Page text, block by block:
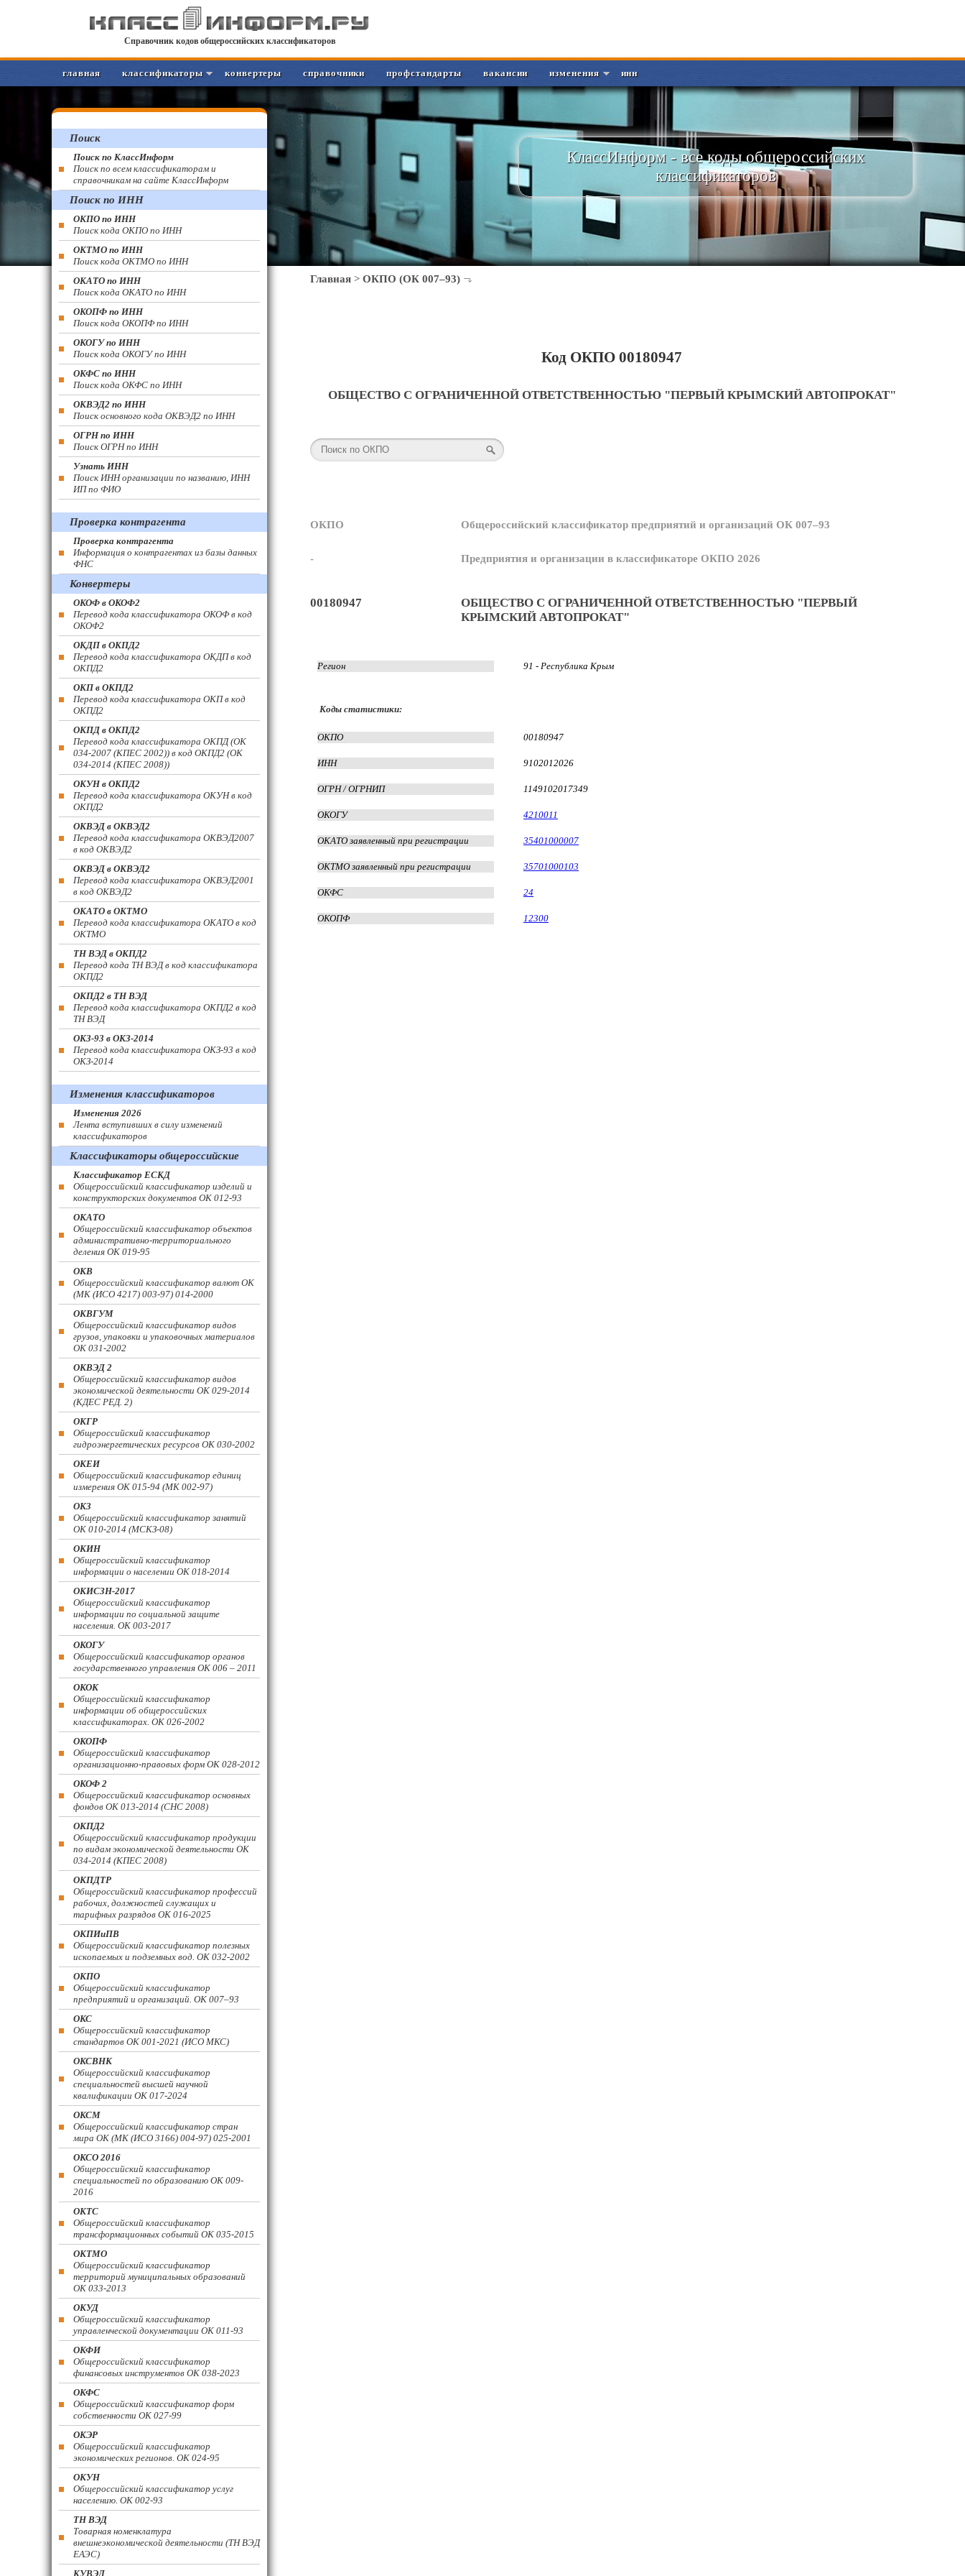
Справочник кодов общероссийских классификаторов
главная классификаторы конвертеры справочники профстандарты вакансии изменения инн
КлассИнформ - все коды общероссийских
классификаторов
Главная > ОКПО (ОК 007–93)
Код ОКПО 00180947
ОБЩЕСТВО С ОГРАНИЧЕННОЙ ОТВЕТСТВЕННОСТЬЮ "ПЕРВЫЙ КРЫМСКИЙ АВТОПРОКАТ"
ОКПО Общероссийский классификатор предприятий и организаций ОК 007–93
- Предприятия и организации в классификаторе ОКПО 2026
00180947
ОБЩЕСТВО С ОГРАНИЧЕННОЙ ОТВЕТСТВЕННОСТЬЮ "ПЕРВЫЙ
КРЫМСКИЙ АВТОПРОКАТ"
Регион 91 - Республика Крым
Коды статистики:
ОКПО 00180947
ИНН 9102012026
ОГРН / ОГРНИП 1149102017349
ОКОГУ 4210011
ОКАТО заявленный при регистрации 35401000007
ОКТМО заявленный при регистрации 35701000103
ОКФС 24
ОКОПФ 12300
Поиск
Поиск по КлассИнформ
Поиск по всем классификаторам и
справочникам на сайте КлассИнформ
Поиск по ИНН
ОКПО по ИНН
Поиск кода ОКПО по ИНН
ОКТМО по ИНН
Поиск кода ОКТМО по ИНН
ОКАТО по ИНН
Поиск кода ОКАТО по ИНН
ОКОПФ по ИНН
Поиск кода ОКОПФ по ИНН
ОКОГУ по ИНН
Поиск кода ОКОГУ по ИНН
ОКФС по ИНН
Поиск кода ОКФС по ИНН
ОКВЭД2 по ИНН
Поиск основного кода ОКВЭД2 по ИНН
ОГРН по ИНН
Поиск ОГРН по ИНН
Узнать ИНН
Поиск ИНН организации по названию, ИНН
ИП по ФИО
Проверка контрагента
Проверка контрагента
Информация о контрагентах из базы данных
ФНС
Конвертеры
ОКОФ в ОКОФ2
Перевод кода классификатора ОКОФ в код
ОКОФ2
ОКДП в ОКПД2
Перевод кода классификатора ОКДП в код
ОКПД2
ОКП в ОКПД2
Перевод кода классификатора ОКП в код
ОКПД2
ОКПД в ОКПД2
Перевод кода классификатора ОКПД (ОК
034-2007 (КПЕС 2002)) в код ОКПД2 (ОК
034-2014 (КПЕС 2008))
ОКУН в ОКПД2
Перевод кода классификатора ОКУН в код
ОКПД2
ОКВЭД в ОКВЭД2
Перевод кода классификатора ОКВЭД2007
в код ОКВЭД2
ОКВЭД в ОКВЭД2
Перевод кода классификатора ОКВЭД2001
в код ОКВЭД2
ОКАТО в ОКТМО
Перевод кода классификатора ОКАТО в код
ОКТМО
ТН ВЭД в ОКПД2
Перевод кода ТН ВЭД в код классификатора
ОКПД2
ОКПД2 в ТН ВЭД
Перевод кода классификатора ОКПД2 в код
ТН ВЭД
ОКЗ-93 в ОКЗ-2014
Перевод кода классификатора ОКЗ-93 в код
ОКЗ-2014
Изменения классификаторов
Изменения 2026
Лента вступивших в силу изменений
классификаторов
Классификаторы общероссийские
Классификатор ЕСКД
Общероссийский классификатор изделий и
конструкторских документов ОК 012-93
ОКАТО
Общероссийский классификатор объектов
административно-территориального
деления ОК 019-95
ОКВ
Общероссийский классификатор валют ОК
(МК (ИСО 4217) 003-97) 014-2000
ОКВГУМ
Общероссийский классификатор видов
грузов, упаковки и упаковочных материалов
ОК 031-2002
ОКВЭД 2
Общероссийский классификатор видов
экономической деятельности ОК 029-2014
(КДЕС РЕД. 2)
ОКГР
Общероссийский классификатор
гидроэнергетических ресурсов ОК 030-2002
ОКЕИ
Общероссийский классификатор единиц
измерения ОК 015-94 (МК 002-97)
ОКЗ
Общероссийский классификатор занятий
ОК 010-2014 (МСКЗ-08)
ОКИН
Общероссийский классификатор
информации о населении ОК 018-2014
ОКИСЗН-2017
Общероссийский классификатор
информации по социальной защите
населения. ОК 003-2017
ОКОГУ
Общероссийский классификатор органов
государственного управления ОК 006 – 2011
ОКОК
Общероссийский классификатор
информации об общероссийских
классификаторах. ОК 026-2002
ОКОПФ
Общероссийский классификатор
организационно-правовых форм ОК 028-2012
ОКОФ 2
Общероссийский классификатор основных
фондов ОК 013-2014 (СНС 2008)
ОКПД2
Общероссийский классификатор продукции
по видам экономической деятельности ОК
034-2014 (КПЕС 2008)
ОКПДТР
Общероссийский классификатор профессий
рабочих, должностей служащих и
тарифных разрядов ОК 016-2025
ОКПИиПВ
Общероссийский классификатор полезных
ископаемых и подземных вод. ОК 032-2002
ОКПО
Общероссийский классификатор
предприятий и организаций. ОК 007–93
ОКС
Общероссийский классификатор
стандартов ОК 001-2021 (ИСО МКС)
ОКСВНК
Общероссийский классификатор
специальностей высшей научной
квалификации ОК 017-2024
ОКСМ
Общероссийский классификатор стран
мира ОК (МК (ИСО 3166) 004-97) 025-2001
ОКСО 2016
Общероссийский классификатор
специальностей по образованию ОК 009-
2016
ОКТС
Общероссийский классификатор
трансформационных событий ОК 035-2015
ОКТМО
Общероссийский классификатор
территорий муниципальных образований
ОК 033-2013
ОКУД
Общероссийский классификатор
управленческой документации ОК 011-93
ОКФИ
Общероссийский классификатор
финансовых инструментов OK 038-2023
ОКФС
Общероссийский классификатор форм
собственности ОК 027-99
ОКЭР
Общероссийский классификатор
экономических регионов. ОК 024-95
ОКУН
Общероссийский классификатор услуг
населению. ОК 002-93
ТН ВЭД
Товарная номенклатура
внешнеэкономической деятельности (ТН ВЭД
ЕАЭС)
КУВЭД